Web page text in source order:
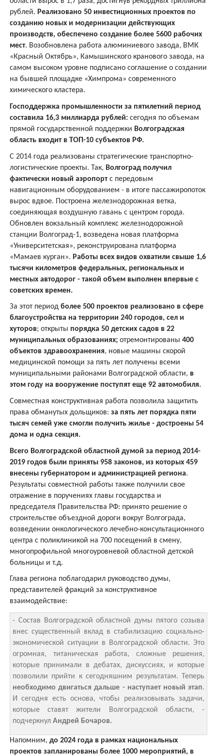
рублей. Реализовано 50 инвестиционных проектов по
созданию новых и модернизации действующих
производств, обеспечено создание более 5600 рабочих
мест. Возобновлена работа алюминиевого завода, ВМК
«Красный Октябрь», Камышинского кранового завода, на
самом высоком уровне подписано соглашение о создании
на бывшей площадке «Химпрома» современного
химического кластера.
Господдержка промышленности за пятилетний период
составила 16,3 миллиарда рублей: сегодня по объемам
прямой государственной поддержки Волгоградская
область входит в ТОП-10 субъектов РФ.
С 2014 года реализованы стратегические транспортно-
логистические проекты. Так, Волгоград получил
фактически новый аэропортс передовым
навигационным оборудованием - в итоге пассажиропоток
вырос вдвое. Построена железнодорожная ветка,
соединяющая воздушную гавань с центром города.
Обновлен вокзальный комплекс железнодорожной
станции Волгоград-1, возведена новая платформа
«Университетская», реконструирована платформа
«Мамаев курган». Работы всех видов охватили свыше 1,6
тысячи километров федеральных, региональных и
местных автодорог - такой объем выполнен впервые с
советских времен.
За этот период более 500 проектов реализовано в сфере
благоустройства на территории 240 городов, сел и
хуторов; открыты порядка 50 детских садов в 22
муниципальных образованиях; отремонтированы 400
объектов здравоохранения, новые машины скорой
медицинской помощи за пять лет получены всеми
муниципальными районами Волгоградской области, в
этом году на вооружение поступят еще 92 автомобиля.
Совместная конструктивная работа позволила защитить
права обманутых дольщиков: за пять лет порядка пяти
тысяч семей уже смогли получить жилье - достроены 54
дома и одна секция.
Всего Волгоградской областной думой за период 2014-
2019 годов были приняты 958 законов, из которых 459
внесены губернатором и администрацией региона.
Результаты совместной работы также получили свое
отражение в поручениях главы государства и
председателя Правительства РФ: принято решение о
строительстве объездной дороги вокруг Волгограда,
возведении онкологического лечебно-консультационного
центра с поликлиникой на 700 посещений в смену,
многопрофильной многоуровневой областной детской
больницы и т.д.
Глава региона поблагодарил руководство думы,
представителей фракций за конструктивное
взаимодействие:
- Состав Волгоградской областной думы пятого созыва
внес существенный вклад в стабилизацию социально-
экономической ситуации в Волгоградской области. Это
огромная, титаническая работа, сложные решения,
которые принимали в дебатах, дискуссиях, и которые
позволили прийти к сегодняшним результатам. Теперь
необходимо двигаться дальше - наступает новый этап.
И сегодня есть основа, чтобы реализовывать задачи,
которые ставят жители Волгоградской области, -
подчеркнул Андрей Бочаров.
Напомним, до 2024 года в рамках национальных
проектов запланированы более 1000 мероприятий, в